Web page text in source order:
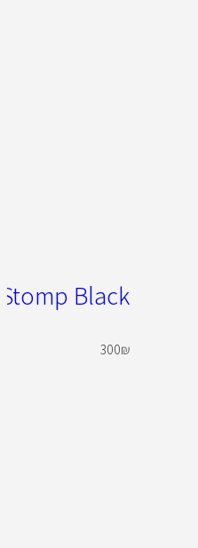
Black
300₪